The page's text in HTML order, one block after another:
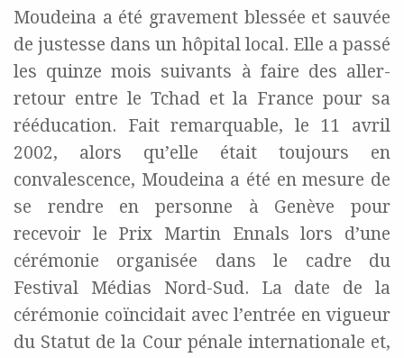
Moudeina a été gravement blessée et sauvée
de justesse dans un hôpital local. Elle a passé
les quinze mois suivants à faire des aller-
retour entre le Tchad et la France pour sa
rééducation. Fait remarquable, le 11 avril
2002, alors qu’elle était toujours en
convalescence, Moudeina a été en mesure de
se rendre en personne à Genève pour
recevoir le Prix Martin Ennals lors d’une
cérémonie organisée dans le cadre du
Festival Médias Nord-Sud. La date de la
cérémonie coïncidait avec l’entrée en vigueur
du Statut de la Cour pénale internationale et,